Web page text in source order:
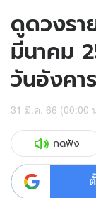
ดูดวงรา
มีนาคม
วันอังคาร
31 มี.ค. 66 (00:00
กดฟัง